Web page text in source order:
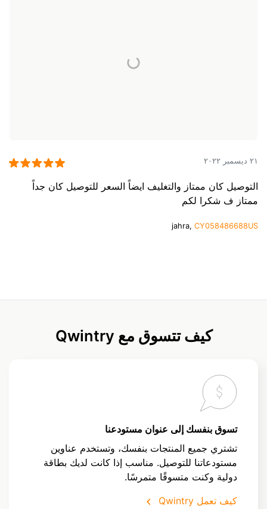
٢١ ديسمبر ٢٠٢٢
التوصيل كان ممتاز والتغليف ايضاً السعر للتوصيل كان جداً
ممتاز ف شكرا لكم
jahra, CY058486688US
كيف تتسوق مع Qwintry
تسوق بنفسك إلى عنوان مستودعنا
تشتري جميع المنتجات بنفسك، وتستخدم عناوين
مستودعاتنا للتوصيل. مناسب إذا كانت لديك بطاقة
دولية وكنت متسوقًا متمرسًا.
كيف تعمل Qwintry